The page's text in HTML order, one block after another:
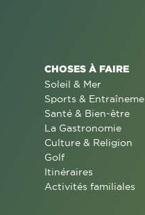
CHOSES À FAIRE
Soleil & Mer
Sports &
Santé & Bien-être
La Gastronomie
Culture & Religion
Golf
Itinéraires
Activités familiales